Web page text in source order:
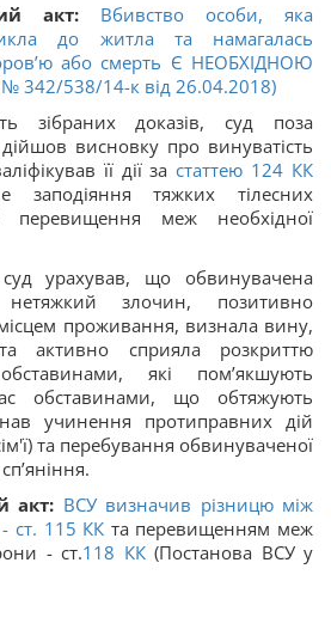
акт: Вбивство особи, яка
до житла та намагалась
або смерть Є НЕОБХІДНОЮ
538/14-к від 26.04.2018)
зібраних доказів, суд поза
висновку про винуватість
її дії застаттею 124 КК
заподіяння тяжких тілесних
меж необхідної
урахував, що обвинувачена
злочин, позитивно
місцем проживання, визнала вину,
активно сприяла розкриттю
які пом’якшують
обставинами, що обтяжують
учинення протиправних дій
та перебування обвинуваченої
акт: ВСУ визначив різницю між
ст. 115 КК та перевищенням меж
- ст.118 КК(Постанова ВСУ у